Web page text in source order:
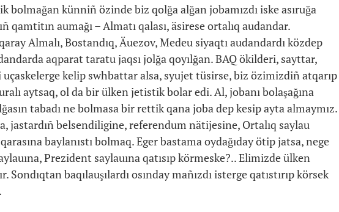
bolmağan künniñ özinde biz qolğa alğan jobamızdı iske asıruğa
qamtitın aumağı – Almatı qalası, äsirese ortalıq audandar.
Almalı, Bostandıq, Äuezov, Medeu siyaqtı audandardı közdep
aqparat taratu jaqsı jolğa qoyılğan. BAQ ökilderi, sayttar,
kelip swhbattar alsa, syujet tüsirse, biz özimizdiñ atqarıp
aytsaq, ol da bir ülken jetistik bolar edi. Al, jobanı bolaşağına
tabadı ne bolmasa bir rettik qana joba dep kesip ayta almaymız.
jastardıñ belsendiligine, referendum nätijesine, Ortalıq saylau
baylanıstı bolmaq. Eger bastama oydağıday ötip jatsa, nege
Prezident saylauına qatısıp körmeske?.. Elimizde ülken
Sondıqtan baqılauşılardı osınday mañızdı isterge qatıstırıp körsek